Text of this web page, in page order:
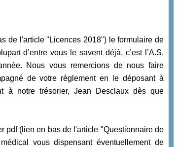
de l'article "Licences 2018") le formulaire de
d’entre vous le savent déjà, c’est l’A.S.
Nous vous remercions de nous faire
de votre règlement en le déposant à
à notre trésorier, Jean Desclaux dès que
pdf (lien en bas de l'article "Questionnaire de
vous dispensant éventuellement de